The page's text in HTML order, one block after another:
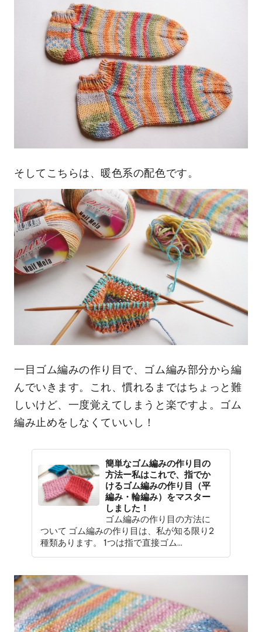
そしてこちらは、暖色系の配色です。
一目ゴム編みの作り目で、ゴム編み部分から編
んでいきます。これ、慣れるまではちょっと難
しいけど、一度覚えてしまうと楽ですよ。ゴム
編み止めをしなくていいし！
簡単なゴム編みの作り目の
方法ー私はこれで、指でか
けるゴム編みの作り目（平
編み・輪編み）をマスター
しました！
ゴム編みの作り目の方法に
ついて ゴム編みの作り目は、私が知る限り2
種類あります。 1つは指で直接ゴム...